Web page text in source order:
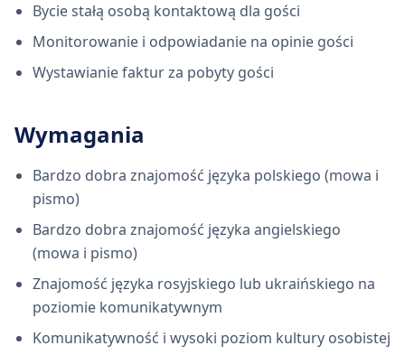
Bycie stałą osobą kontaktową dla gości
Monitorowanie i odpowiadanie na opinie gości
Wystawianie faktur za pobyty gości
Wymagania
Bardzo dobra znajomość języka polskiego (mowa i
pismo)
Bardzo dobra znajomość języka angielskiego
(mowa i pismo)
Znajomość języka rosyjskiego lub ukraińskiego na
poziomie komunikatywnym
Komunikatywność i wysoki poziom kultury osobistej